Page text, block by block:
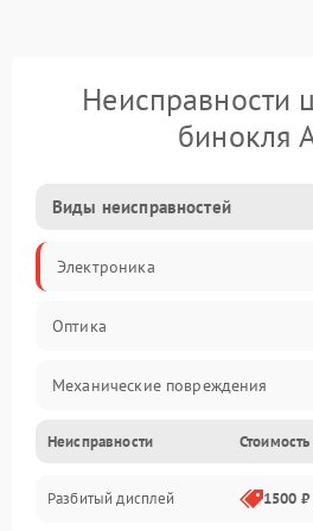
Неисправности
бинокля
Виды неисправностей
Электроника
Оптика
Механические повреждения
Видео
Механика
Неисправности Стоимость
Разбитый дисплей 1500 ₽